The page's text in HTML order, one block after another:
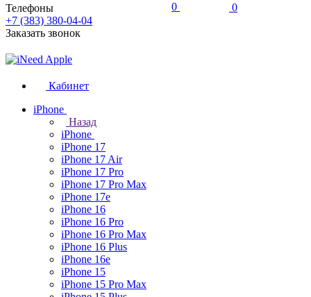
Телефоны
+7 (383) 380-04-04
Заказать звонок
0 0
Кабинет
iPhone
Назад
iPhone
iPhone 17
iPhone 17 Air
iPhone 17 Pro
iPhone 17 Pro Max
iPhone 17e
iPhone 16
iPhone 16 Pro
iPhone 16 Pro Max
iPhone 16 Plus
iPhone 16e
iPhone 15
iPhone 15 Pro Max